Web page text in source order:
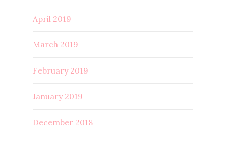
April 2019
March 2019
February 2019
January 2019
December 2018